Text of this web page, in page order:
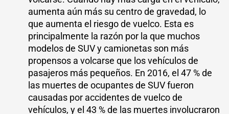
aumenta aún más su centro de gravedad, lo
que aumenta el riesgo de vuelco. Esta es
principalmente la razón por la que muchos
modelos de SUV y camionetas son más
propensos a volcarse que los vehículos de
pasajeros más pequeños. En 2016, el 47 % de
las muertes de ocupantes de SUV fueron
causadas por accidentes de vuelco de
vehículos, y el 43 % de las muertes involucraron